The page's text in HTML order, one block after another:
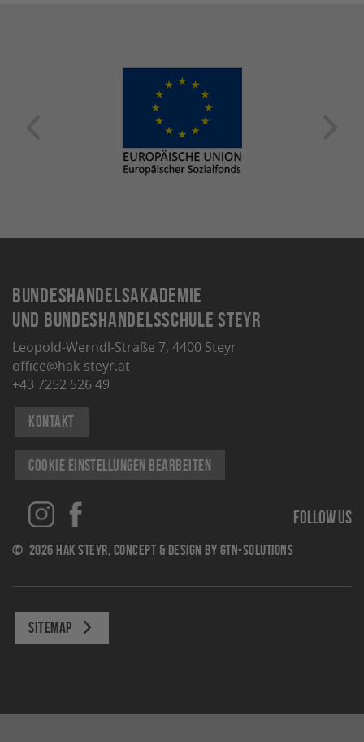
Bundeshandelsakademie
und Bundeshandelsschule Steyr
Leopold-Werndl-Straße 7, 4400 Steyr
office@hak-steyr.at
+43 7252 526 49
Kontakt
Cookie Einstellungen bearbeiten
© 2026 Hak Steyr, concept & design by gtn-solutions
Follow us
Sitemap